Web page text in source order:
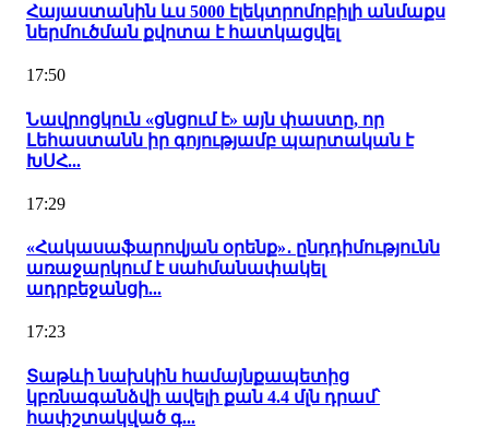
Հայաստանին ևս 5000 էլեկտրոմոբիլի անմաքս
ներմուծման քվոտա է հատկացվել
17:50
Նավրոցկուն «ցնցում է» այն փաստը, որ
Լեհաստանն իր գոյությամբ պարտական է
ԽՍՀ...
17:29
«Հակասաֆարովյան օրենք»․ ընդդիմությունն
առաջարկում է սահմանափակել
ադրբեջանցի...
17:23
Տաթևի նախկին համայնքապետից
կբռնագանձվի ավելի քան 4.4 մլն դրամ՝
հափշտակված գ...